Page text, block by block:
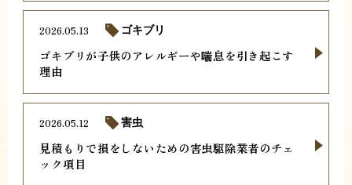
ゴキブリが子供のアレルギーや喘息を引き起こす
理由
2026.05.13 ゴキブリ
見積もりで損をしないための害虫駆除業者のチェ
ック項目
2026.05.12 害虫